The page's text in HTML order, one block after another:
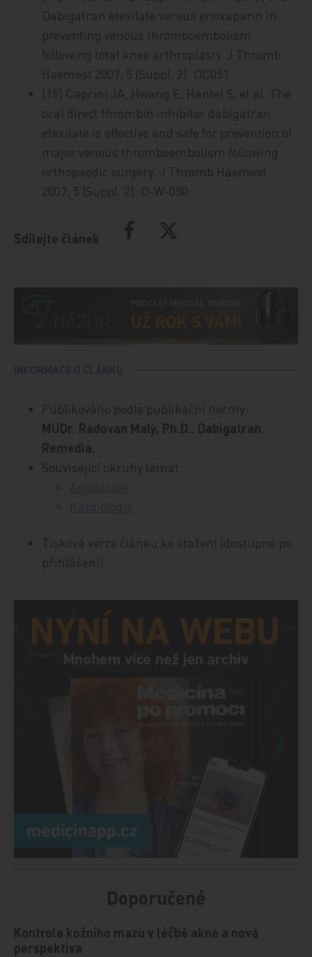
Dabigatran etexilate versus enoxaparin in
preventing venous thromboembolism
following total knee arthroplasty. J Thromb
Haemost 2007; 5 (Suppl. 2): OC051.
[15] Caprini JA, Hwang E, Hantel S, et al. The
oral direct thrombin inhibitor dabigatran
etexilate is effective and safe for prevention of
major venous thromboembolism following
orthopaedic surgery. J Thromb Haemost
2007; 5 (Suppl. 2): O-W-050.
Sdílejte článek
Publikováno podle publikační normy:
MUDr. Radovan Malý, Ph.D.. Dabigatran.
Remedia.
Související okruhy témat:
Tisková verze článku ke stažení (dostupné po
přihlášení)
Doporučené
Kontrola kožního mazu v léčbě akné a nová
perspektiva